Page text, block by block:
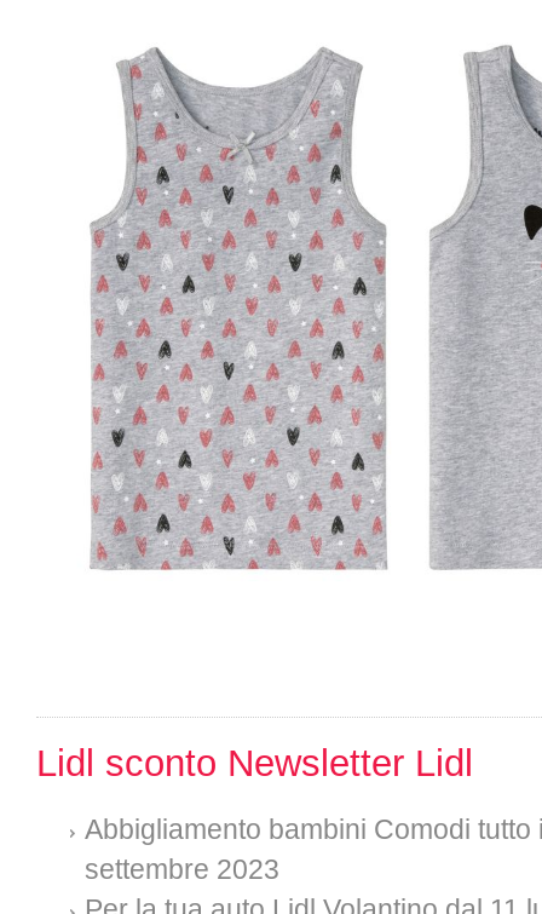
Lidl sconto Newsletter Lidl
Abbigliamento bambini Comodi
settembre 2023